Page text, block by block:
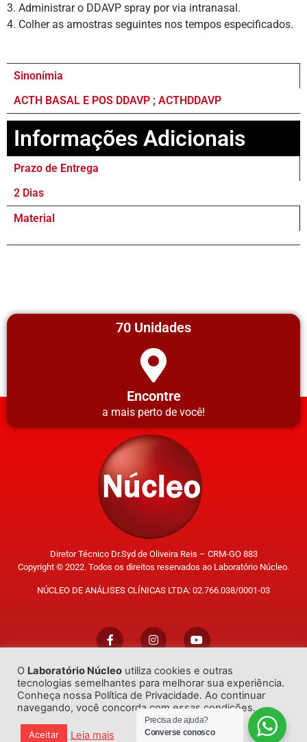
3. Administrar o DDAVP spray por via intranasal.
4. Colher as amostras seguintes nos tempos especificados.
Sinonímia
ACTH BASAL E POS DDAVP ; ACTHDDAVP
Informações Adicionais
Prazo de Entrega
2 Dias
Material
70 Unidades
Encontre
a mais perto de você!
Diretor Técnico Dr.Syd de Oliveira Reis – CRM-GO 883
Copyright © 2022. Todos os direitos reservados ao Laboratório Núcleo.
NÚCLEO DE ANÁLISES CLÍNICAS LTDA: 02.766.038/0001-03
Trabalhe Conosco
Desenvolvido porGO!Sites
O Laboratório Núcleo utiliza cookies e outras
tecnologias semelhantes para melhorar sua experiência.
Conheça nossa Política de Privacidade. Ao continuar
navegando, você concorda com essas condições.
Aceitar Leia mais
Precisa de ajuda?
Converse conosco